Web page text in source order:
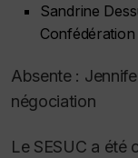
Sandrine
Absente :
négociation
Le SESUC a été